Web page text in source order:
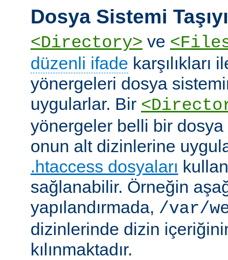
Dosya Sistemi
<Directory> ve
düzenli ifade karşılıkları
yönergeleri dosya
uygularlar. Bir
yönergeler belli bir
onun alt dizinlerine
.htaccess dosyaları
sağlanabilir. Örneğin
yapılandırmada, /var/
dizinlerinde dizin
kılınmaktadır.